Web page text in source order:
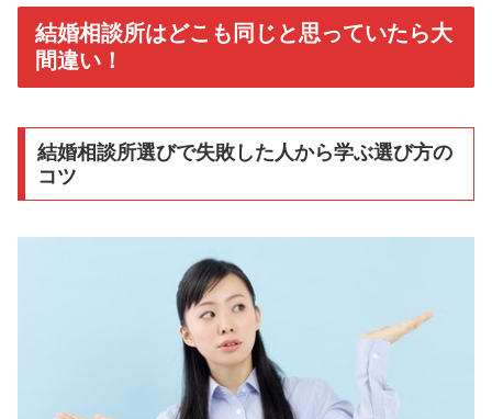
結婚相談所はどこも同じと思っていたら大
間違い！
結婚相談所選びで失敗した人から学ぶ選び方の
コツ